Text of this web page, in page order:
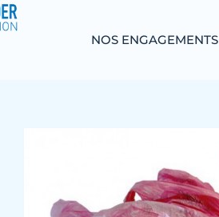
NOS ENGAGEMENTS